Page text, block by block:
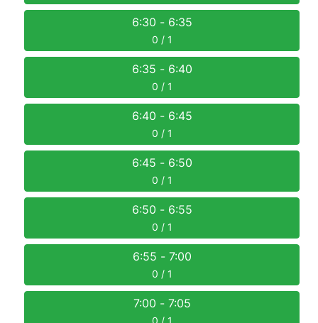
6:30 - 6:35
0 / 1
6:35 - 6:40
0 / 1
6:40 - 6:45
0 / 1
6:45 - 6:50
0 / 1
6:50 - 6:55
0 / 1
6:55 - 7:00
0 / 1
7:00 - 7:05